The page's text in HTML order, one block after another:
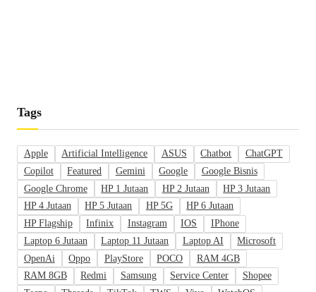
Tags
Apple Artificial Intelligence ASUS Chatbot
ChatGPT
Copilot
Featured Gemini Google
Google Bisnis
Google Chrome
HP 1 Jutaan HP 2 Jutaan
HP 3 Jutaan
HP 4 Jutaan
HP 5 Jutaan HP 5G
HP 6 Jutaan
HP Flagship
Infinix Instagram IOS
IPhone
Laptop 6 Jutaan
Laptop 11 Jutaan Laptop AI
Microsoft
OpenAi
Oppo PlayStore POCO
RAM 4GB
RAM 8GB
Redmi Samsung Service Center
Shopee